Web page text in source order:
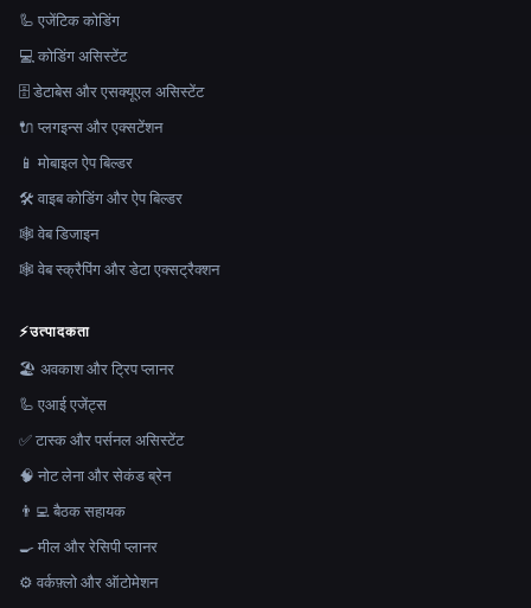
🦾 एजेंटिक कोडिंग
💻 कोडिंग असिस्टेंट
🗄️ डेटाबेस और एसक्यूएल असिस्टेंट
🔌 प्लगइन्स और एक्सटेंशन
📱 मोबाइल ऐप बिल्डर
🛠️ वाइब कोडिंग और ऐप बिल्डर
🕸 वेब डिजाइन
🕸️ वेब स्क्रैपिंग और डेटा एक्सट्रैक्शन
⚡उत्पादकता
🏖 अवकाश और ट्रिप प्लानर
🦾 एआई एजेंट्स
✅ टास्क और पर्सनल असिस्टेंट
🧠 नोट लेना और सेकंड ब्रेन
👨‍💻 बैठक सहायक
🍳 मील और रेसिपी प्लानर
⚙️ वर्कफ़्लो और ऑटोमेशन